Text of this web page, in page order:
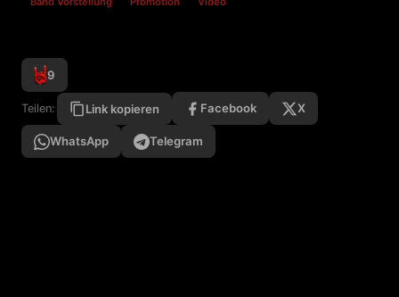
9
Teilen: Link kopieren Facebook X
WhatsApp Telegram